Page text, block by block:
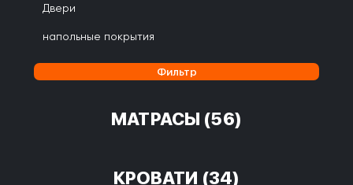
Двери
напольные покрытия
Фильтр
МАТРАСЫ (56)
КРОВАТИ (34)